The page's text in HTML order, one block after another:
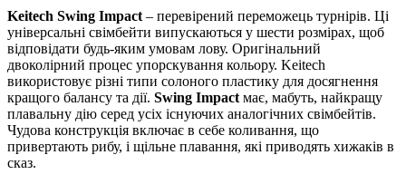
Keitech Swing Impact – перевірений переможець турнірів. Ці
універсальні свімбейти випускаються у шести розмірах, щоб
відповідати будь-яким умовам лову. Оригінальний
двоколірний процес упорскування кольору. Keitech
використовує різні типи солоного пластику для досягнення
кращого балансу та дії. Swing Impact має, мабуть, найкращу
плавальну дію серед усіх існуючих аналогічних свімбейтів.
Чудова конструкція включає в себе коливання, що
привертають рибу, і щільне плавання, які приводять хижаків в
сказ.